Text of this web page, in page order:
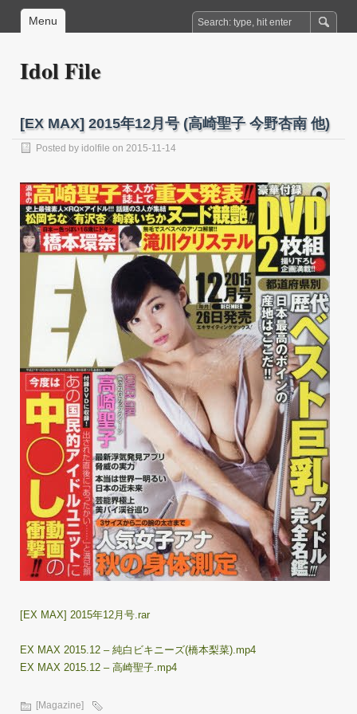
Menu
Idol File
[EX MAX] 2015年12月号 (高崎聖子 今野杏南 他)
Posted by idolfile on 2015-11-14
[EX MAX] 2015年12月号.rar
EX MAX 2015.12 – 純白ビキニーズ(橋本梨菜).mp4
EX MAX 2015.12 – 高崎聖子.mp4
[Magazine]